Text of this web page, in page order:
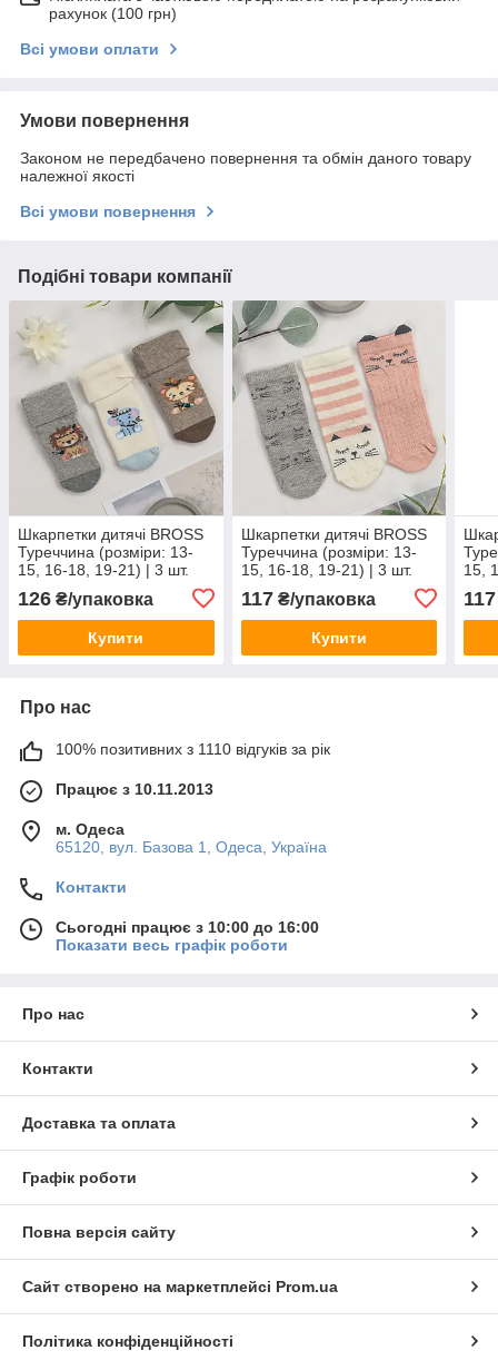
рахунок (100 грн)
Всі умови оплати
Умови повернення
Законом не передбачено повернення та обмін даного товару
належної якості
Всі умови повернення
Подібні товари компанії
Шкарпетки дитячі BROSS
Туреччина (розміри: 13-
15, 16-18, 19-21) | 3 шт.
126 ₴/упаковка
Купити
Шкарпетки дитячі BROSS
Туреччина (розміри: 13-
15, 16-18, 19-21) | 3 шт.
117₴/упаковка
Купити
15,
117
Про нас
100% позитивних з 1110 відгуків за рік
Працює з 10.11.2013
м. Одеса
65120, вул. Базова 1, Одеса, Україна
Контакти
Сьогодні працює з 10:00 до 16:00
Показати весь графік роботи
Про нас
Контакти
Доставка та оплата
Графік роботи
Повна версія сайту
Сайт створено на маркетплейсі Prom.ua
Політика конфіденційності